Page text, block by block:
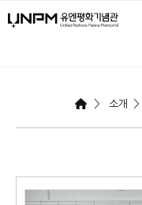
> 소개 >